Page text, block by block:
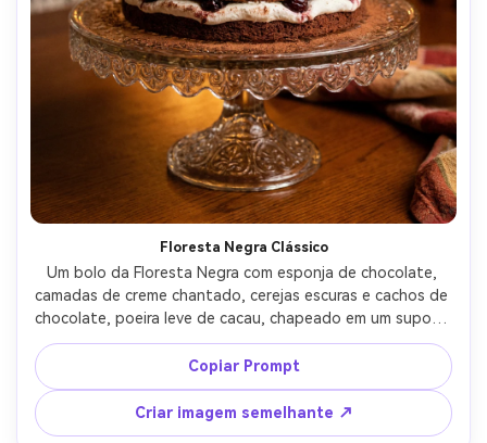
Floresta Negra Clássico
Um bolo da Floresta Negra com esponja de chocolate,
camadas de creme chantado, cerejas escuras e cachos de
chocolate, poeira leve de cacau, chapeado em um suporte
de vidro vintage, luzes práticas de tungstênio quente em
bokeh de fundo, tirado em Nikon D850, 85mm, f/1.8, clima
cinematográfico acolhedor, textura fotorealista-AR 4:5
Copiar Prompt
Criar imagem semelhante ↗